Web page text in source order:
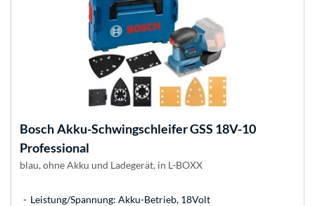
BoschAkku-Schwingschleifer GSS 18V-10
Professional
blau, ohne Akku und Ladegerät, in L-BOXX
Leistung/Spannung: Akku-Betrieb, 18Volt